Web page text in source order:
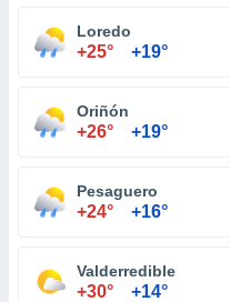
Loredo
+25° +19°
Oriñón
+26° +19°
Pesaguero
+24° +16°
Valderredible
+30° +14°